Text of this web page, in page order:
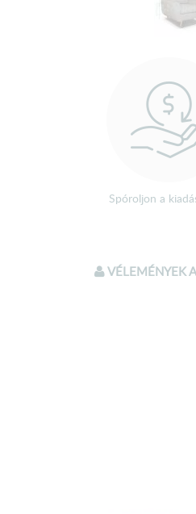
Spóroljon a
VÉLEMÉNYEK